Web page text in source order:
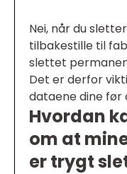
Nei, når du
tilbakestille til
slettet
Det er derfor
dataene dine før
Hvordan
om at
er trygt